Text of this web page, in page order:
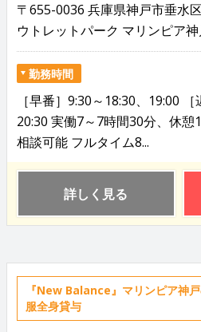
〒655-0036 兵庫県神戸市垂水
ウトレットパーク マリンピア
勤務時間
［早番］9:30～18:30、19:00
20:30 実働7～7時間30分、休
相談可能 フルタイム8...
詳しく見る
『New Balance』マリンピア神
服全身貸与